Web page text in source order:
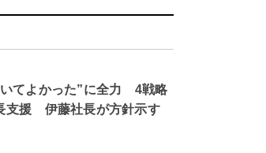
てよかった”に全力 4戦略
支援 伊藤社長が方針示す